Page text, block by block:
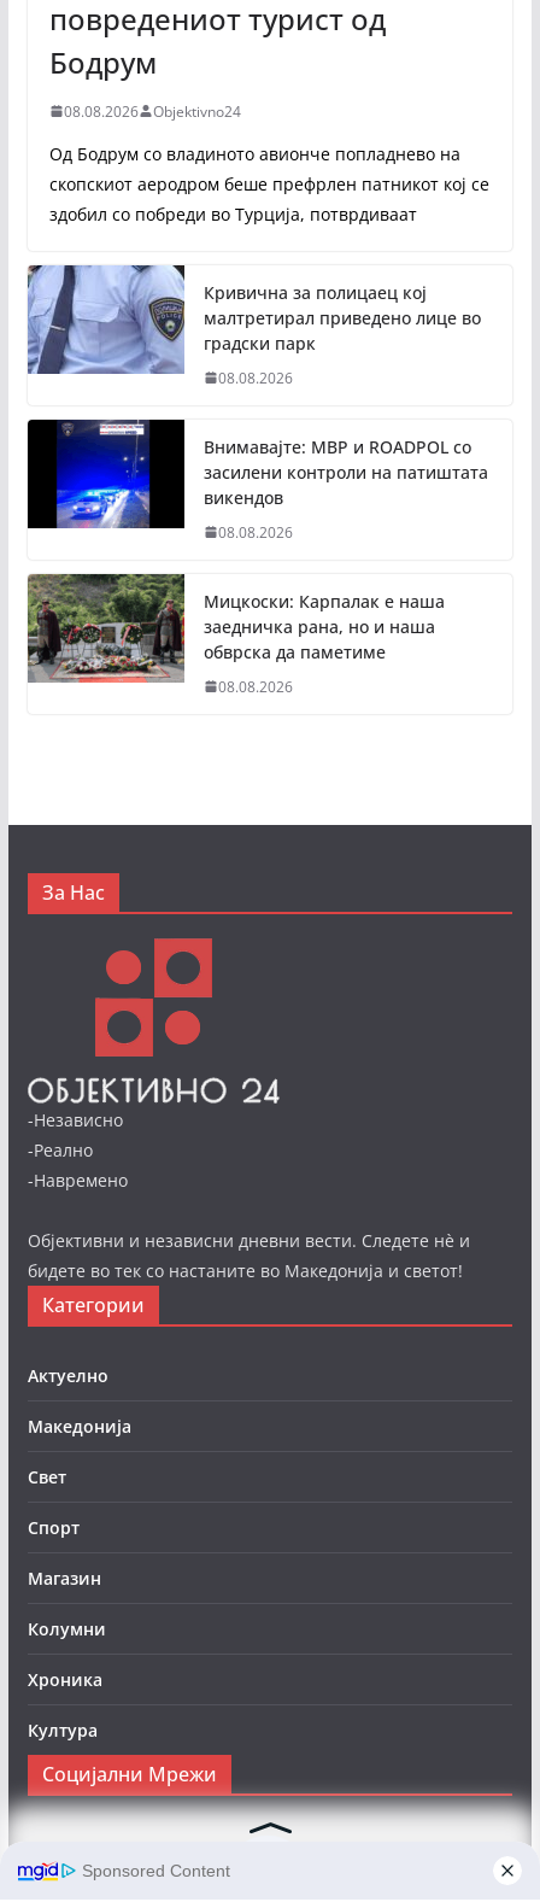
повредениот турист од
Бодрум
08.08.2026 Objektivno24
Од Бодрум со владиното авионче попладнево на
скопскиот аеродром беше префрлен патникот кој се
здобил со побреди во Турција, потврдиваат
Кривична за полицаец кој
малтретирал приведено лице во
градски парк
08.08.2026
Внимавајте: МВР и ROADPOL со
засилени контроли на патиштата
викендов
08.08.2026
Мицкоски: Карпалак е наша
заедничка рана, но и наша
обврска да паметиме
08.08.2026
За Нас
-Независно
-Реално
-Навремено
Објективни и независни дневни вести. Следете нè и
бидете во тек со настаните во Македонија и светот!
Категории
Актуелно
Македонија
Свет
Спорт
Магазин
Колумни
Хроника
Култура
Социјални Мрежи